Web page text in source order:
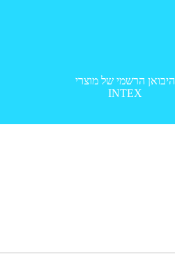
היבואן הרשמי של מוצרי
INTEX